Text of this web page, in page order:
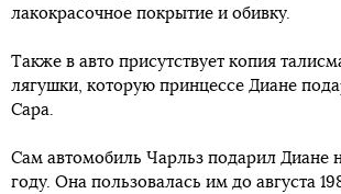
лакокрасочное покрытие и обивку.
Также в авто присутствует копия
лягушки, которую принцессе Диане
Сара.
Сам автомобиль Чарльз подарил Диане
году. Она пользовалась им до августа